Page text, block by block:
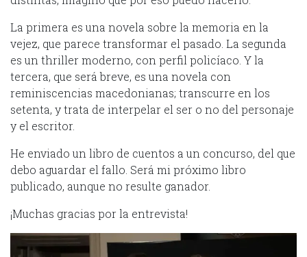
La primera es una novela sobre la memoria en la
vejez, que parece transformar el pasado. La segunda
es un thriller moderno, con perfil policíaco. Y la
tercera, que será breve, es una novela con
reminiscencias macedonianas; transcurre en los
setenta, y trata de interpelar el ser o no del personaje
y el escritor.
He enviado un libro de cuentos a un concurso, del que
debo aguardar el fallo. Será mi próximo libro
publicado, aunque no resulte ganador.
¡Muchas gracias por la entrevista!